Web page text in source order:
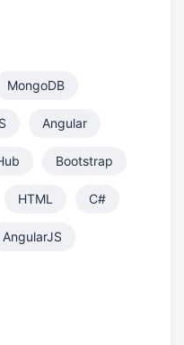
MongoDB
Angular
Bootstrap
HTML C#
AngularJS